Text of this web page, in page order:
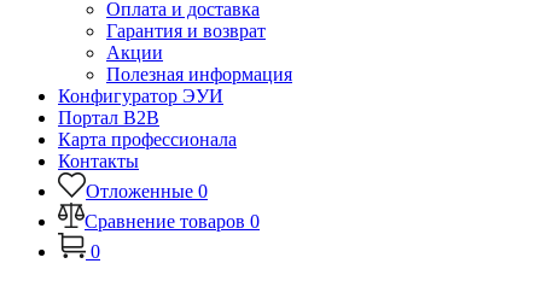
Оплата и доставка
Гарантия и возврат
Акции
Полезная информация
Конфигуратор ЭУИ
Портал B2B
Карта профессионала
Контакты
Отложенные 0
Сравнение товаров 0
0